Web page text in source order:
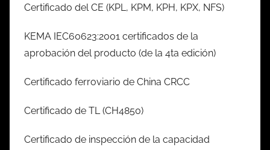
Certificado del CE (KPL, KPM, KPH, KPX, NFS)
KEMA IEC60623:2001 certificados de la
aprobación del producto (de la 4ta edición)
Certificado ferroviario de China CRCC
Certificado de TL (CH4850)
Certificado de inspección de la capacidad